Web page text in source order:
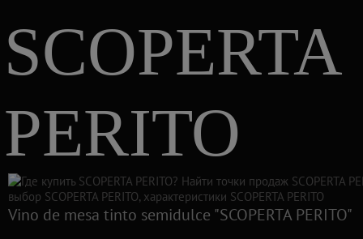
SCOPERTA
PERITO
Vino de mesa tinto semidulce "SCOPERTA PERITO"